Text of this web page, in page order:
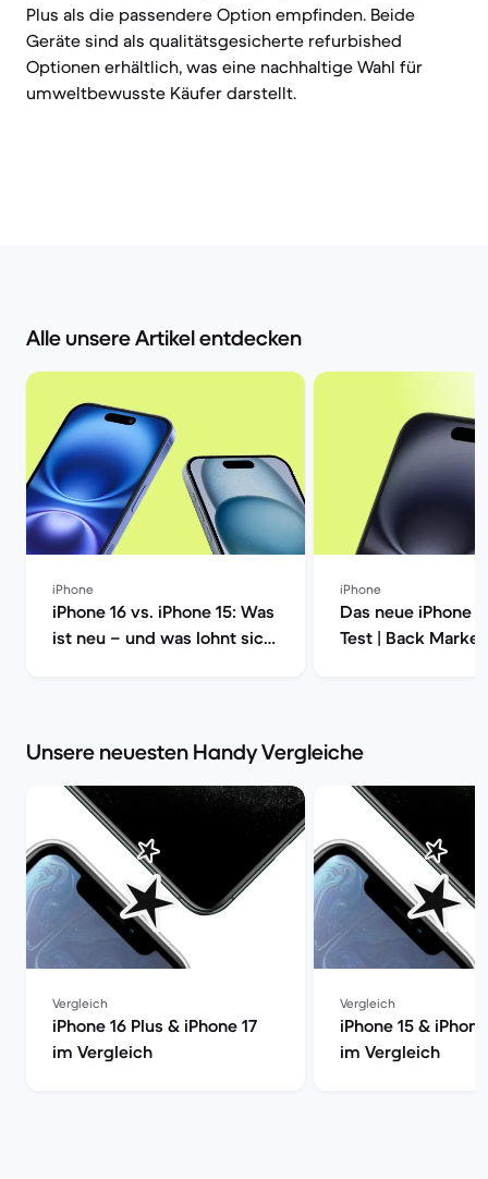
Plus als die passendere Option empfinden. Beide
Geräte sind als qualitätsgesicherte refurbished
Optionen erhältlich, was eine nachhaltige Wahl für
umweltbewusste Käufer darstellt.
Alle unsere Artikel entdecken
iPhone
iPhone 16 vs. iPhone 15: Was
ist neu – und was lohnt sich
iPhone
Das neue iPhone
Test | Back Market
Unsere neuesten Handy Vergleiche
Vergleich
iPhone 16 Plus & iPhone 17
im Vergleich
Vergleich
iPhone 15 &
im Vergleich